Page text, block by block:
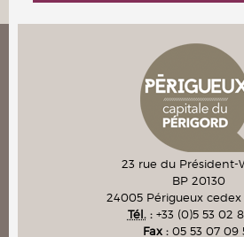
23 rue du Président-
BP 20130
24005 Périgueux cedex
Tél. : +33 (0)5 53 02
Fax : 05 53 07 09